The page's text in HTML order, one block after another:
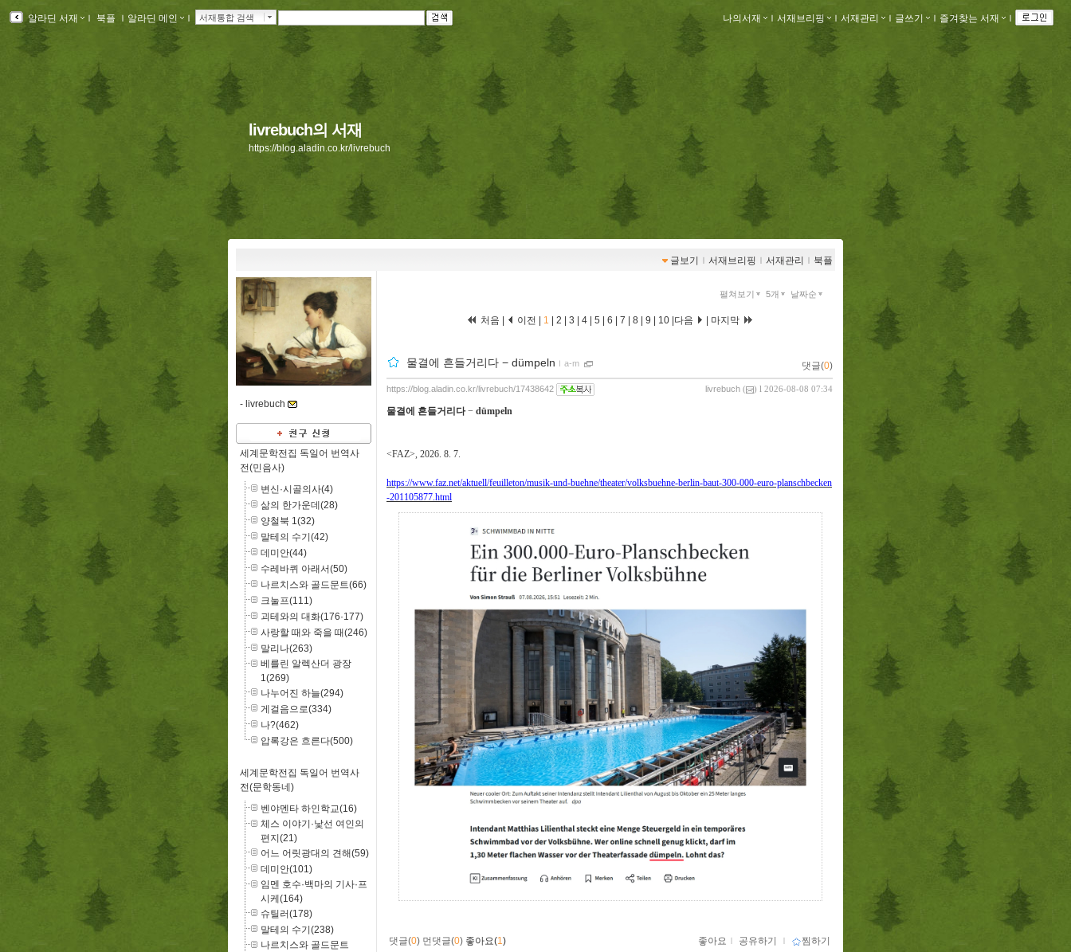
알라딘 서재 ｌ 북플 ｌ 알라딘 메인 ｌ 서재통합 검색 나의서재 ｌ 서재브리핑 ｌ 서재관리 ｌ 글쓰기 ｌ 즐겨찾는 서재 ｌ
livrebuch의 서재
https://blog.aladin.co.kr/livrebuch
글보기 ｌ 서재브리핑 ｌ 서재관리 ｌ 북플
- livrebuch
세계문학전집 독일어 번역사
전(민음사)
변신·시골의사(4)
삶의 한가운데(28)
양철북 1(32)
말테의 수기(42)
데미안(44)
수레바퀴 아래서(50)
나르치스와 골드문트(66)
크눌프(111)
괴테와의 대화(176·177)
사랑할 때와 죽을 때(246)
말리나(263)
베를린 알렉산더 광장
1(269)
나누어진 하늘(294)
게걸음으로(334)
나?(462)
압록강은 흐른다(500)
세계문학전집 독일어 번역사
전(문학동네)
벤야멘타 하인학교(16)
체스 이야기·낯선 여인의
편지(21)
어느 어릿광대의 견해(59)
데미안(101)
임멘 호수·백마의 기사·프
시케(164)
슈틸러(178)
말테의 수기(238)
나르치스와 골드문트
펼쳐보기 5개 날짜순
처음 | 이전 | 1 2 3 4 5 6 7 8 9 10 다음 마지막
물결에 흔들거리다 − dümpeln ｌ a-m 댓글(0)
livrebuch ( ) l 2026-08-08 07:34
https://blog.aladin.co.kr/livrebuch/17438642
물결에 흔들거리다− dümpeln
<FAZ>, 2026. 8. 7.
https://www.faz.net/aktuell/feuilleton/musik-und-buehne/theater/volksbuehne-berlin-baut-300-000-euro-planschbecken
-201105877.html
댓글(0) 먼댓글(0) 좋아요(1) 좋아요 ｌ 공유하기 ｌ 찜하기